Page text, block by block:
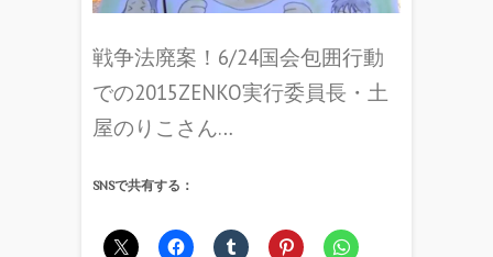
戦争法廃案！6/24国会包囲行動
での2015ZENKO実行委員長・土
屋のりこさん…
SNSで共有する：